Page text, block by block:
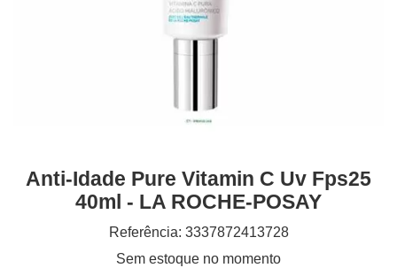
Anti-Idade Pure Vitamin C Uv Fps25
40ml - LA ROCHE-POSAY
Referência: 3337872413728
Sem estoque no momento